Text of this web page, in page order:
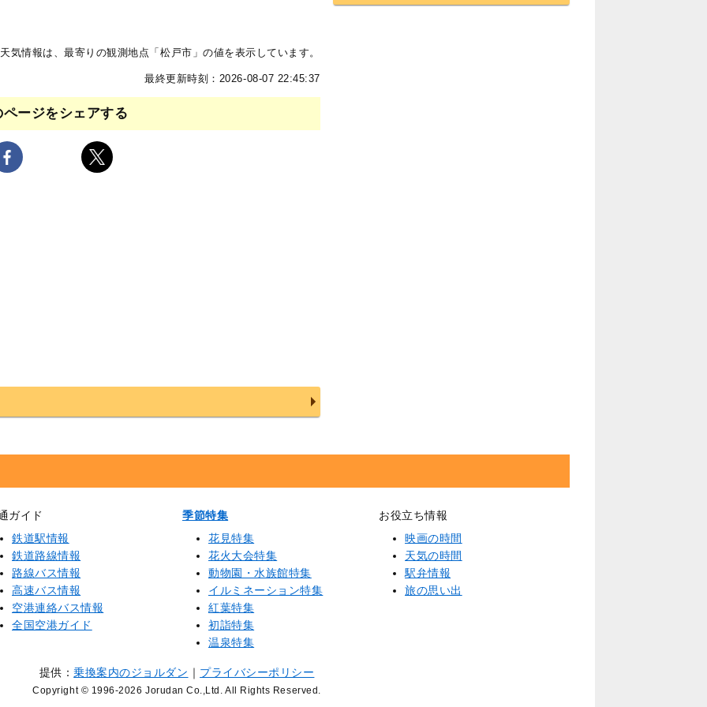
気情報は、最寄りの観測地点「松戸市」の値を表示しています。
最終更新時刻：2026-08-07 22:45:37
ページをシェアする
ガイド
鉄道駅情報
鉄道路線情報
路線バス情報
高速バス情報
空港連絡バス情報
全国空港ガイド
季節特集
花見特集
花火大会特集
動物園・水族館特集
イルミネーション特集
紅葉特集
初詣特集
温泉特集
お役立ち情報
映画の時間
天気の時間
駅弁情報
旅の思い出
提供：乗換案内のジョルダン ｜ プライバシーポリシー
Copyright © 1996-2026 Jorudan Co.,Ltd. All Rights Reserved.